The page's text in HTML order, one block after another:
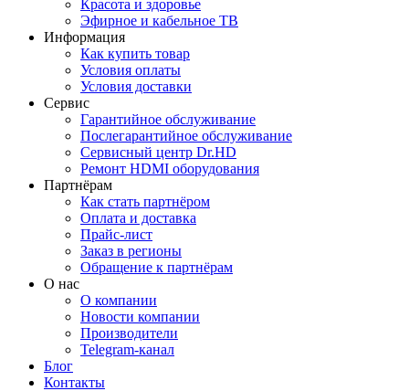
Красота и здоровье
Эфирное и кабельное ТВ
Информация
Как купить товар
Условия оплаты
Условия доставки
Сервис
Гарантийное обслуживание
Послегарантийное обслуживание
Сервисный центр Dr.HD
Ремонт HDMI оборудования
Партнёрам
Как стать партнёром
Оплата и доставка
Прайс-лист
Заказ в регионы
Обращение к партнёрам
О нас
О компании
Новости компании
Производители
Telegram-канал
Блог
Контакты